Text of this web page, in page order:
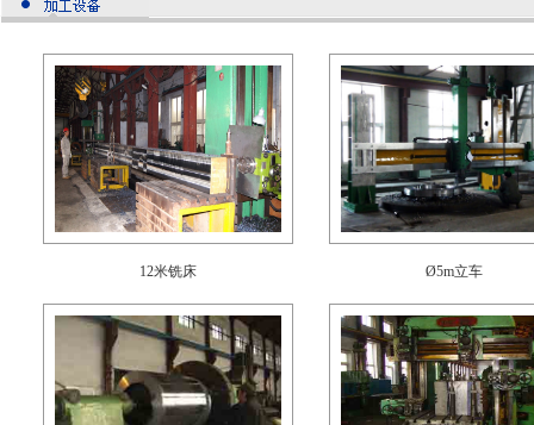
12米铣床 Ø5m立车